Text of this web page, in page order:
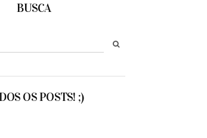
BUSCA
OS POSTS! ;)